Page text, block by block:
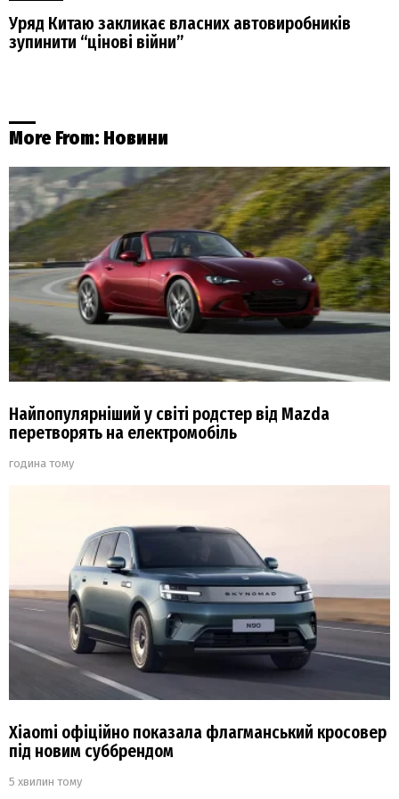
Уряд Китаю закликає власних автовиробників
зупинити “цінові війни”
More From: Новини
Найпопулярніший у світі родстер від Mazda
перетворять на електромобіль
година тому
Xiaomi офіційно показала флагманський кросовер
під новим суббрендом
5 хвилин тому